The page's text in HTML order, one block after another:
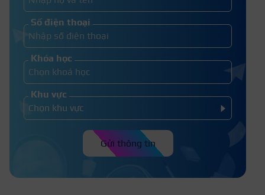
Số điện thoại
Khóa học
Khu vực
Gửi thông tin